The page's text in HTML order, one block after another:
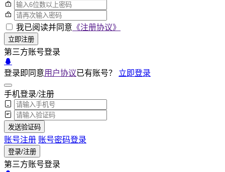
我已阅读并同意 《注册协议》
立即注册
第三方账号登录
登录即同意用户协议已有账号？ 立即登录
手机登录/注册
发送验证码
账号注册 账号密码登录
登录/注册
第三方账号登录